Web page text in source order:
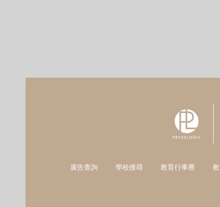
廣告查詢 學校搜尋 教育行事曆